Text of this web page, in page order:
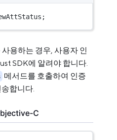
용하는 경우, 사용자 인
SDK에 알려야 합니다.
메서드를 호출하여 인증
합니다.
C